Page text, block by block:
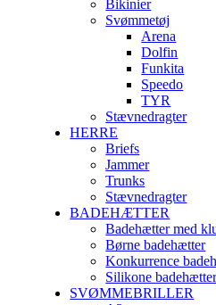
Bikinier
Svømmetøj
Arena
Dolfin
Funkita
Speedo
TYR
Stævnedragter
HERRE
Briefs
Jammer
Trunks
Stævnedragter
BADEHÆTTER
Badehætter med
Børne badehætter
Konkurrence
Silikone
SVØMMEBRILLER